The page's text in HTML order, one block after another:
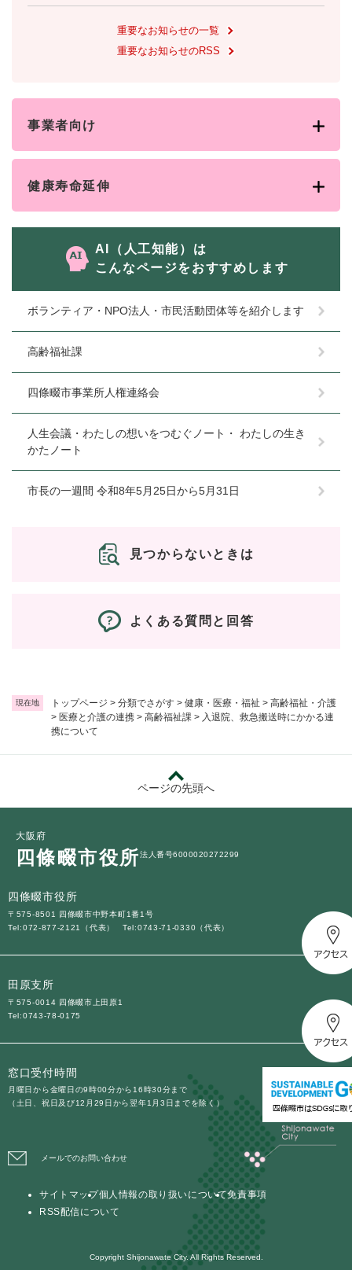
現在地 トップページ > 分類でさがす > 健康・医療・福祉 > 高齢福祉・介護
> 医療と介護の連携 > 高齢福祉課 > 入退院、救急搬送時にかかる連
携について
重要なお知らせの一覧
重要なお知らせのRSS
事業者向け
健康寿命延伸
AI（人工知能）は
こんなページをおすすめします
ボランティア・NPO法人・市民活動団体等を紹介します
高齢福祉課
四條畷市事業所人権連絡会
人生会議・わたしの想いをつむぐノート・ わたしの生き
かたノート
市長の一週間 令和8年5月25日から5月31日
見つからないときは
よくある質問と回答
ページの先頭へ
大阪府
四條畷市役所法人番号6000020272299
四條畷市役所
〒575-8501 四條畷市中野本町1番1号
Tel:072-877-2121（代表）
Tel:0743-71-0330（代表）
田原支所
〒575-0014 四條畷市上田原1
Tel:0743-78-0175
窓口受付時間
月曜日から金曜日の9時00分から16時30分まで
（土日、祝日及び12月29日から翌年1月3日までを除く）
メールでのお問い合わせ
サイトマップ個人情報の取り扱いについて免責事項
RSS配信について
Copyright Shijonawate City. All Rights Reserved.